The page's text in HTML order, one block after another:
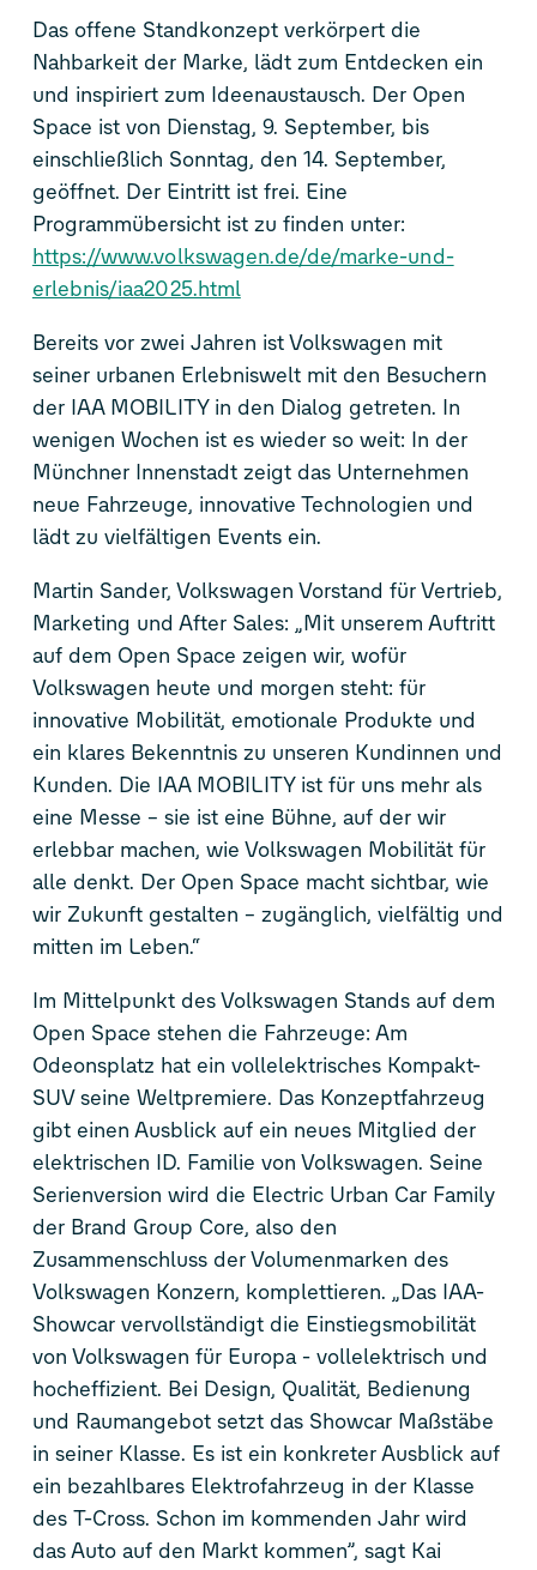
Das offene Standkonzept verkörpert die
Nahbarkeit der Marke, lädt zum Entdecken ein
und inspiriert zum Ideenaustausch. Der Open
Space ist von Dienstag, 9. September, bis
einschließlich Sonntag, den 14. September,
geöffnet. Der Eintritt ist frei. Eine
Programmübersicht ist zu finden unter:
https://www.volkswagen.de/de/marke-und-
erlebnis/iaa2025.html
Bereits vor zwei Jahren ist Volkswagen mit
seiner urbanen Erlebniswelt mit den Besuchern
der IAA MOBILITY in den Dialog getreten. In
wenigen Wochen ist es wieder so weit: In der
Münchner Innenstadt zeigt das Unternehmen
neue Fahrzeuge, innovative Technologien und
lädt zu vielfältigen Events ein.
Martin Sander, Volkswagen Vorstand für Vertrieb,
Marketing und After Sales: „Mit unserem Auftritt
auf dem Open Space zeigen wir, wofür
Volkswagen heute und morgen steht: für
innovative Mobilität, emotionale Produkte und
ein klares Bekenntnis zu unseren Kundinnen und
Kunden. Die IAA MOBILITY ist für uns mehr als
eine Messe – sie ist eine Bühne, auf der wir
erlebbar machen, wie Volkswagen Mobilität für
alle denkt. Der Open Space macht sichtbar, wie
wir Zukunft gestalten – zugänglich, vielfältig und
mitten im Leben.“
Im Mittelpunkt des Volkswagen Stands auf dem
Open Space stehen die Fahrzeuge: Am
Odeonsplatz hat ein vollelektrisches Kompakt-
SUV seine Weltpremiere. Das Konzeptfahrzeug
gibt einen Ausblick auf ein neues Mitglied der
elektrischen ID. Familie von Volkswagen. Seine
Serienversion wird die Electric Urban Car Family
der Brand Group Core, also den
Zusammenschluss der Volumenmarken des
Volkswagen Konzern, komplettieren. „Das IAA-
Showcar vervollständigt die Einstiegsmobilität
von Volkswagen für Europa - vollelektrisch und
hocheffizient. Bei Design, Qualität, Bedienung
und Raumangebot setzt das Showcar Maßstäbe
in seiner Klasse. Es ist ein konkreter Ausblick auf
ein bezahlbares Elektrofahrzeug in der Klasse
des T-Cross. Schon im kommenden Jahr wird
das Auto auf den Markt kommen”, sagt Kai